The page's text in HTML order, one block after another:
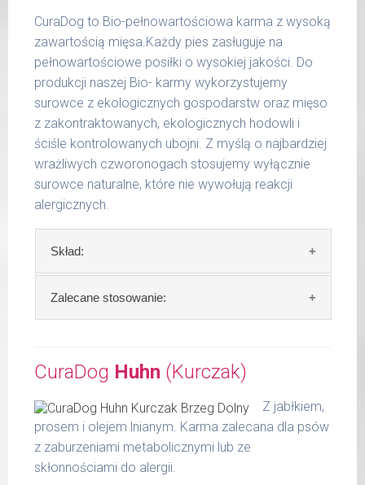
Podane liczby są wartościami orientacyjnymi.
Indywidualne potrzeby zależne są od rasy,
aktywności, warunków hodowli oraz innych
czynników.
Waga netto/Nr art.: 400 g/1201
CuraDog to Bio-pełnowartościowa karma z wysoką
zawartością mięsa.Każdy pies zasługuje na
pełnowartościowe posiłki o wysokiej jakości. Do
produkcji naszej Bio- karmy wykorzystujemy
surowce z ekologicznych gospodarstw oraz mięso
z zakontraktowanych, ekologicznych hodowli i
ściśle kontrolowanych ubojni. Z myślą o najbardziej
wrażliwych czworonogach stosujemy wyłącznie
surowce naturalne, które nie wywołują reakcji
alergicznych.
Skład:
Skład:73 % indyk* (80 % piersi z indyka, 5 %
serca, 5 % szyjki, 5 % tuszki, 5 % wątróbki), 10
z upraw ekologicznych, DE-ÖKO-006.
Szczegółowa analiza składu:
surowe białko 9,10 %
tłuszcz surowy 7,20 %
Zalecane stosowanie:
opakowań w lodówce, nie dłużej niż 2 dni.
CuraDog Pute (Indyk)
waga
psa
dzienna
porcja
CuraDog Huhn (Kurczak)
Z jabłkiem,
prosem i olejem lnianym. Karma zalecana dla psów
z zaburzeniami metabolicznymi lub ze
skłonnościami do alergii.